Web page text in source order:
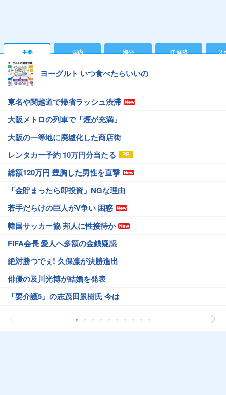
主要 国内 海外 IT 経済 ス
ヨーグルト いつ食べたらいいの
東名や関越道で帰省ラッシュ渋滞
大阪メトロの列車で「煙が充満」
大阪の一等地に廃墟化した商店街
レンタカー予約 10万円分当たる
総額120万円 豊胸した男性を直撃
「金貯まったら即投資」NGな理由
若手だらけの巨人がV争い 困惑
韓国サッカー協 邦人に性接待か
FIFA会長 愛人へ多額の金銭疑惑
絶対勝つでぇ! 久保凛が決勝進出
俳優の及川光博が結婚を発表
「要介護5」の志茂田景樹氏 今は